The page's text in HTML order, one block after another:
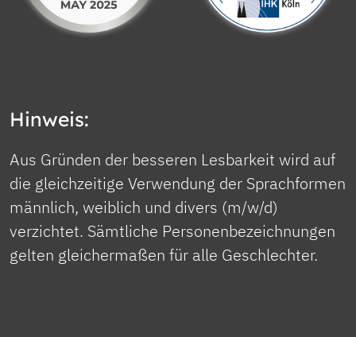
Hinweis:
Aus Gründen der besseren Lesbarkeit wird auf
die gleichzeitige Verwendung der Sprachformen
männlich, weiblich und divers (m/w/d)
verzichtet. Sämtliche Personenbezeichnungen
gelten gleichermaßen für alle Geschlechter.